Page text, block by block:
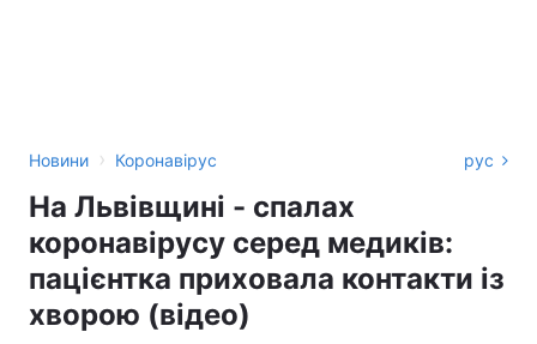
Новини › Коронавірус рус
На Львівщині - спалах
коронавірусу серед медиків:
пацієнтка приховала контакти із
хворою (відео)